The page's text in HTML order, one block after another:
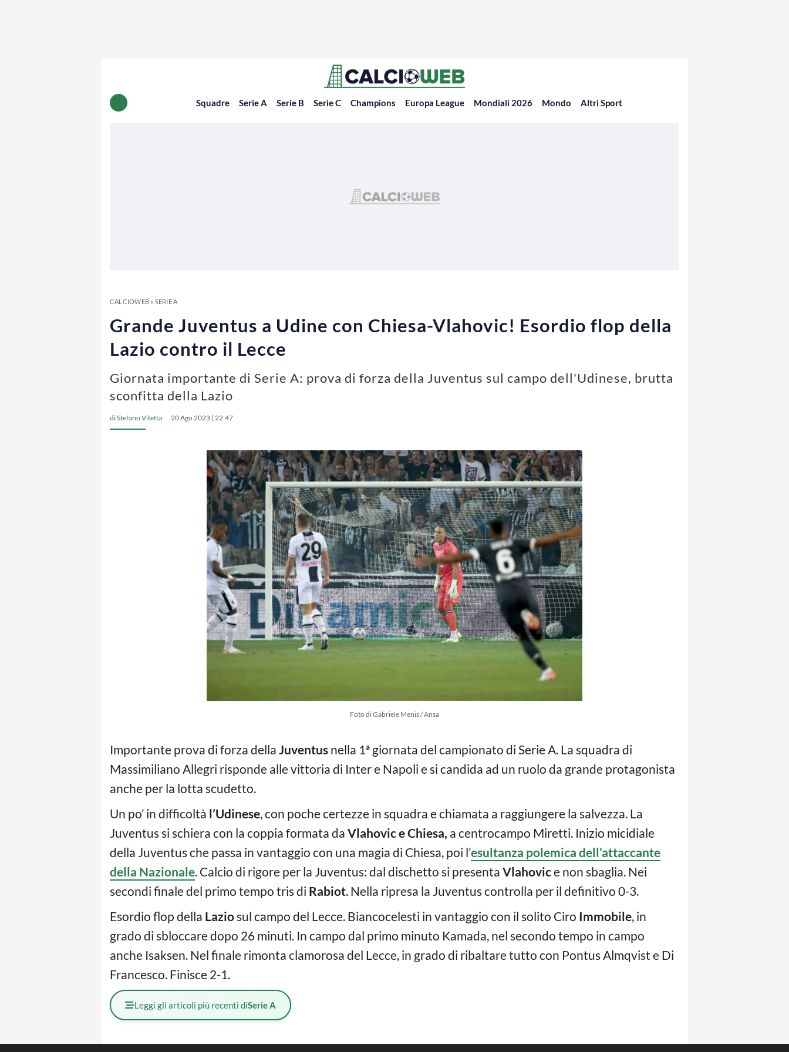
Squadre Serie A Serie B Serie C Champions Europa League Mondiali 2026 Mondo Altri Sport
CALCIOWEB» SERIE A
Grande Juventus a Udine con Chiesa-Vlahovic! Esordio flop della
Lazio contro il Lecce
Giornata importante di Serie A: prova di forza della Juventus sul campo dell'Udinese, brutta
sconfitta della Lazio
diStefano Vitetta 20 Ago 2023 | 22:47
Foto di Gabriele Menis / Ansa
Importante prova di forza della Juventus nella 1ª giornata del campionato di Serie A. La squadra di
Massimiliano Allegri risponde alle vittoria di Inter e Napoli e si candida ad un ruolo da grande protagonista
anche per la lotta scudetto.
Un po’ in difficoltà l’Udinese, con poche certezze in squadra e chiamata a raggiungere la salvezza. La
Juventus si schiera con la coppia formata da Vlahovic e Chiesa, a centrocampo Miretti. Inizio micidiale
della Juventus che passa in vantaggio con una magia di Chiesa, poi l’esultanza polemica dell’attaccante
della Nazionale. Calcio di rigore per la Juventus: dal dischetto si presenta Vlahovice non sbaglia. Nei
secondi finale del primo tempo tris di Rabiot. Nella ripresa la Juventus controlla per il definitivo 0-3.
Esordio flop della Laziosul campo del Lecce. Biancocelesti in vantaggio con il solito Ciro Immobile, in
grado di sbloccare dopo 26 minuti. In campo dal primo minuto Kamada, nel secondo tempo in campo
anche Isaksen. Nel finale rimonta clamorosa del Lecce, in grado di ribaltare tutto con Pontus Almqvist e Di
Francesco. Finisce 2-1.
Leggi gli articoli più recenti diSerie A